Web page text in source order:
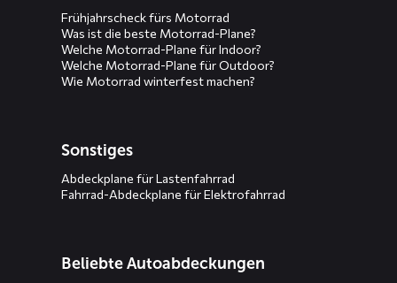
Frühjahrscheck fürs Motorrad
Was ist die beste Motorrad-Plane?
Welche Motorrad-Plane für Indoor?
Welche Motorrad-Plane für Outdoor?
Wie Motorrad winterfest machen?
Sonstiges
Abdeckplane für Lastenfahrrad
Fahrrad-Abdeckplane für Elektrofahrrad
Beliebte Autoabdeckungen